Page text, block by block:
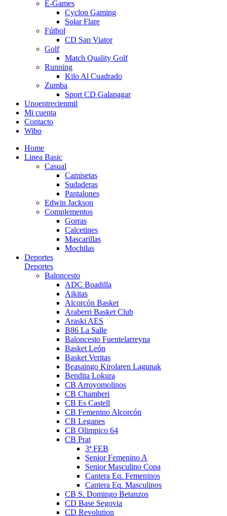
E-Games
Cyclon Gaming
Solar Flare
Fútbol
CD San Viator
Golf
Match Quality Golf
Running
Kilo Al Cuadrado
Zumba
Sport CD Galapagar
Unoentrecienmil
Mi cuenta
Contacto
Wibo
Home
Linea Basic
Casual
Camisetas
Sudaderas
Pantalones
Edwin Jackson
Complementos
Gorras
Calcetines
Mascarillas
Mochilas
Deportes
Deportes
Baloncesto
ADC Boadilla
Aikitas
Alcorcón Basket
Araberri Basket Club
Araski AES
B86 La Salle
Baloncesto Fuentelarreyna
Basket León
Basket Veritas
Beasaingo Kirolaren Lagunak
Bendita Lokura
CB Arroyomolinos
CB Chamberi
CB Es Castell
CB Femenino Alcorcón
CB Leganes
CB Olimpico 64
CB Prat
3ª FEB
Senior Femenino A
Senior Masculino Copa
Cantera Eq. Femeninos
Cantera Eq. Masculinos
CB S. Domingo Betanzos
CD Base Segovia
CD Revolution